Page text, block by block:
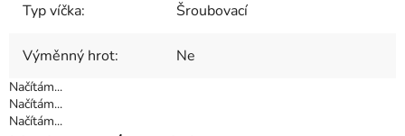
Typ víčka: Šroubovací
Výměnný hrot: Ne
Načítám...
Načítám...
Načítám...